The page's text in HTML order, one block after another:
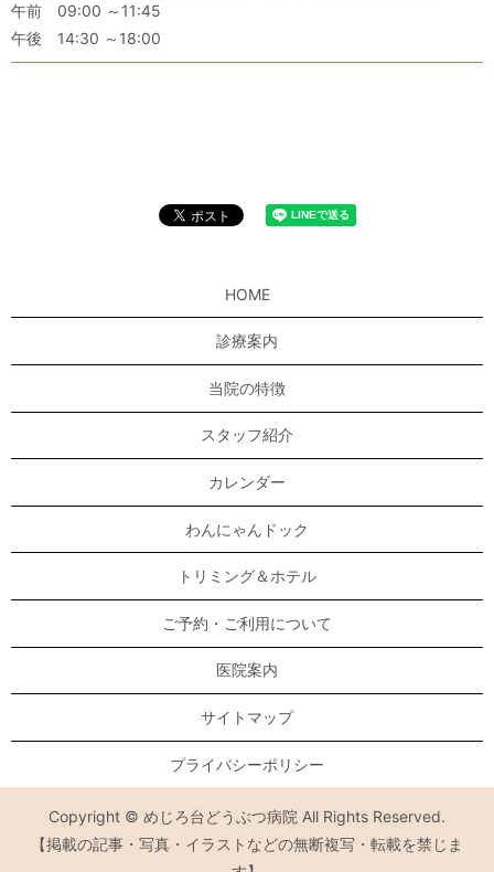
午前 09:00 ～11:45
午後 14:30 ～18:00
HOME
診療案内
当院の特徴
スタッフ紹介
カレンダー
わんにゃんドック
トリミング＆ホテル
ご予約・ご利用について
医院案内
サイトマップ
プライバシーポリシー
Copyright © めじろ台どうぶつ病院 All Rights Reserved.
【掲載の記事・写真・イラストなどの無断複写・転載を禁じま